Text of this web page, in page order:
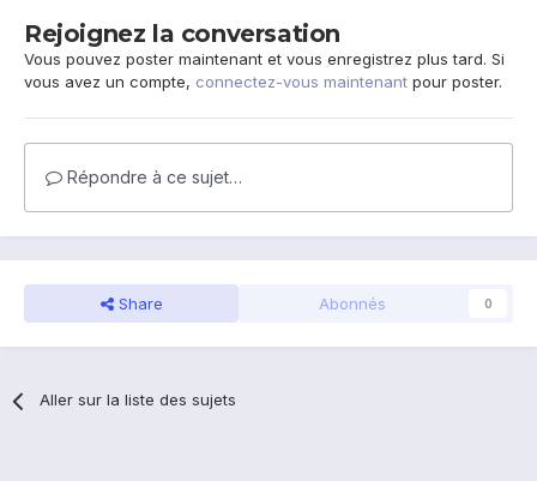
Rejoignez la conversation
Vous pouvez poster maintenant et vous enregistrez plus tard. Si
vous avez un compte, connectez-vous maintenant pour poster.
Répondre à ce sujet…
Share Abonnés 0
Aller sur la liste des sujets